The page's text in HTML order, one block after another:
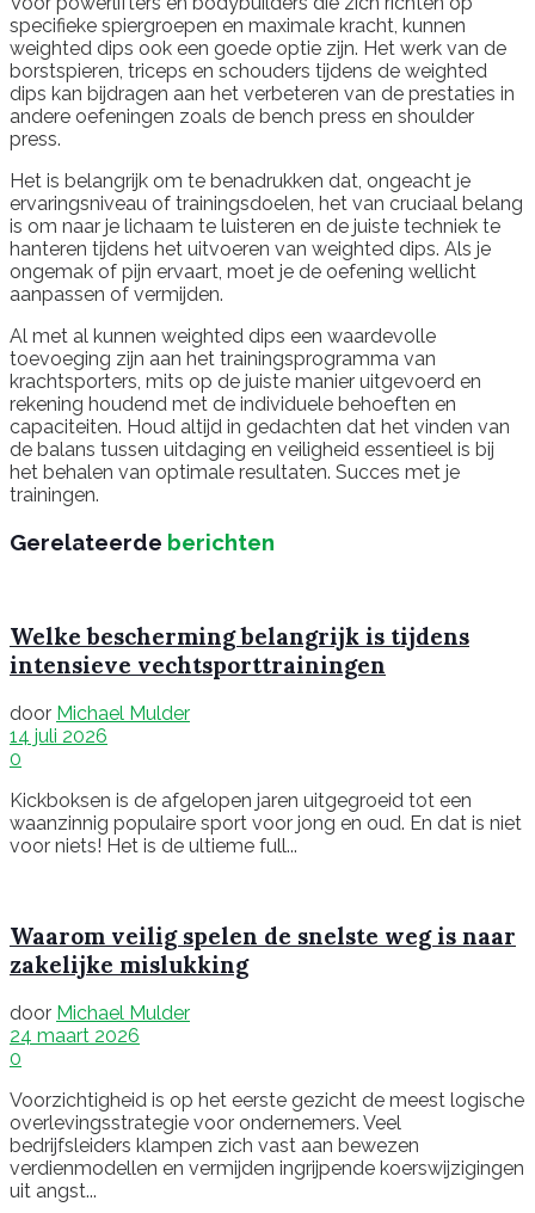
specifieke spiergroepen en maximale kracht, kunnen
weighted dips ook een goede optie zijn. Het werk van de
borstspieren, triceps en schouders tijdens de weighted
dips kan bijdragen aan het verbeteren van de prestaties in
andere oefeningen zoals de bench press en shoulder
press.
Het is belangrijk om te benadrukken dat, ongeacht je
ervaringsniveau of trainingsdoelen, het van cruciaal belang
is om naar je lichaam te luisteren en de juiste techniek te
hanteren tijdens het uitvoeren van weighted dips. Als je
ongemak of pijn ervaart, moet je de oefening wellicht
aanpassen of vermijden.
Al met al kunnen weighted dips een waardevolle
toevoeging zijn aan het trainingsprogramma van
krachtsporters, mits op de juiste manier uitgevoerd en
rekening houdend met de individuele behoeften en
capaciteiten. Houd altijd in gedachten dat het vinden van
de balans tussen uitdaging en veiligheid essentieel is bij
het behalen van optimale resultaten. Succes met je
trainingen.
Gerelateerde berichten
Welke bescherming belangrijk is tijdens
intensieve vechtsporttrainingen
door Michael Mulder
14 juli 2026
0
Kickboksen is de afgelopen jaren uitgegroeid tot een
waanzinnig populaire sport voor jong en oud. En dat is niet
voor niets! Het is de ultieme full...
Waarom veilig spelen de snelste weg is naar
zakelijke mislukking
door Michael Mulder
24 maart 2026
0
Voorzichtigheid is op het eerste gezicht de meest logische
overlevingsstrategie voor ondernemers. Veel
bedrijfsleiders klampen zich vast aan bewezen
verdienmodellen en vermijden ingrijpende koerswijzigingen
uit angst...